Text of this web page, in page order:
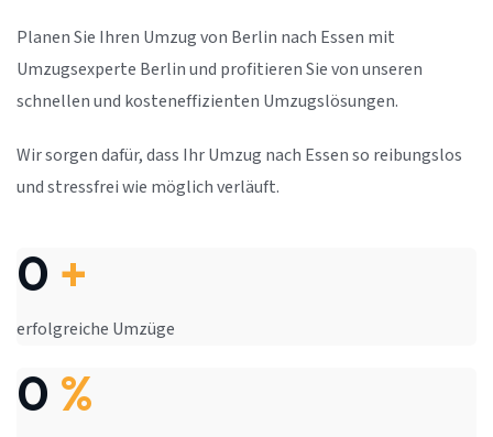
Planen Sie Ihren Umzug von Berlin nach Essen mit
Umzugsexperte Berlin und profitieren Sie von unseren
schnellen und kosteneffizienten Umzugslösungen.
Wir sorgen dafür, dass Ihr Umzug nach Essen so reibungslos
und stressfrei wie möglich verläuft.
0 +
erfolgreiche Umzüge
0 %